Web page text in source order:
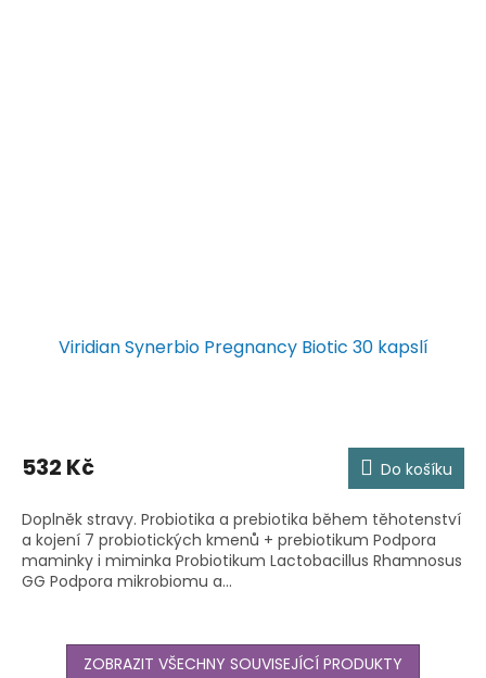
Viridian Synerbio Pregnancy Biotic 30 kapslí
532 Kč Do košíku
Doplněk stravy. Probiotika a prebiotika během těhotenství
a kojení 7 probiotických kmenů + prebiotikum Podpora
maminky i miminka Probiotikum Lactobacillus Rhamnosus
GG Podpora mikrobiomu a...
ZOBRAZIT VŠECHNY SOUVISEJÍCÍ PRODUKTY